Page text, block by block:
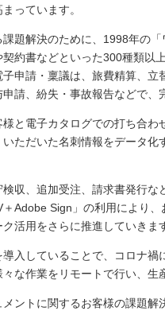
っています。
題解決のために、1998年の
約書などといった300種類以
申請・稟議は、旅費精算、立
請、紛失・事故報告などで、
と電子カタログでの打ち合
ただいた名刺情報をデータ
収、追加受注、請求書発行
Adobe Sign」の利用により
活用をさらに推進していきま
入していることで、コロナ
な作業をリモートで行い、生
ントに関するお客様の課題